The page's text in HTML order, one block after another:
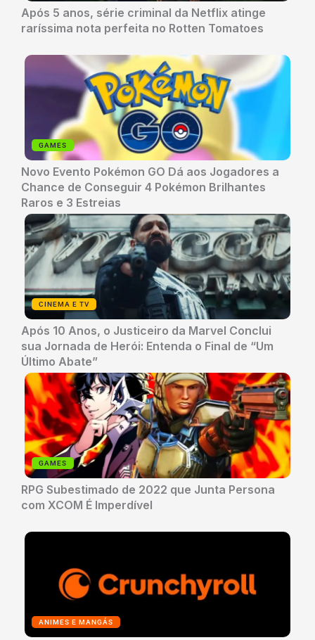
Após 5 anos, série criminal da Netflix atinge
raríssima nota perfeita no Rotten Tomatoes
GAMES
Novo Evento Pokémon GO Dá aos Jogadores a
Chance de Conseguir 4 Pokémon Brilhantes
Raros e 3 Estreias
CINEMA E TV
Após 10 Anos, o Justiceiro da Marvel Conclui
sua Jornada de Herói: Entenda o Final de “Um
Último Abate”
GAMES
RPG Subestimado de 2022 que Junta Persona
com XCOM É Imperdível
ANIMES E MANGÁS